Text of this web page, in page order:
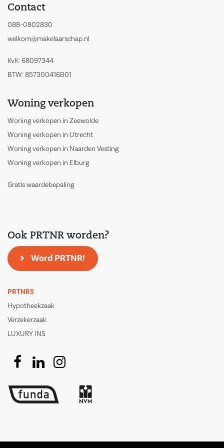
Contact
088-0802830
welkom@makelaarschap.nl
KvK: 68097344
BTW: 857300416B01
Woning verkopen
Woning verkopen in Zeewolde
Woning verkopen in Utrecht
Woning verkopen in Naarden Vesting
Woning verkopen in Elburg
Gratis waardebepaling
Ook PRTNR worden?
Word PRTNR!
PRTNRS
Hypotheekzaak
Verzekerzaak
LUXURY INS